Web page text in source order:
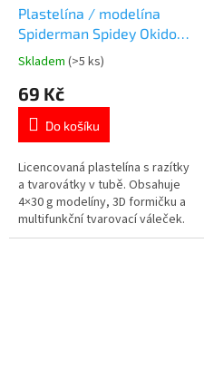
Plastelína / modelína
Spiderman Spidey Okidoki
v tubě 6v1
Průměrné
produktu
5,0
5
hvězdiček.
Skladem (>5 ks)
69 Kč
Do košíku
Licencovaná plastelína s razítky
a tvarovátky v tubě. Obsahuje
4×30 g modelíny, 3D formičku a
multifunkční tvarovací váleček.
Více 👉 MODELOVACÍCH